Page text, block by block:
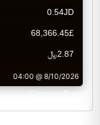
CurrencyRate